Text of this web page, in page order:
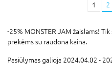
1 2
-25% MONSTER JAM žaislams!
prekėms su raudona kaina.
Pasiūlymas galioja 2024.04.02 -